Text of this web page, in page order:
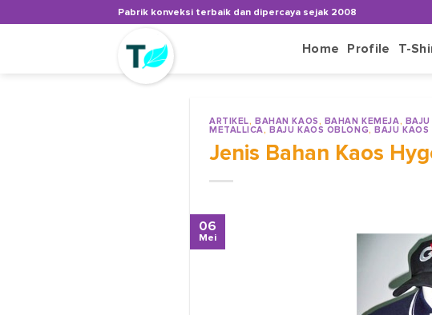
to
Pabrik konveksi terbaik dan dipercaya sejak 2008
Home Profile T-
ARTIKEL,BAHAN KAOS, BAHAN KEMEJA,
METALLICA,BAJU KAOS OBLONG,BAJU KAOS
Jenis Bahan Kaos
06
Mei